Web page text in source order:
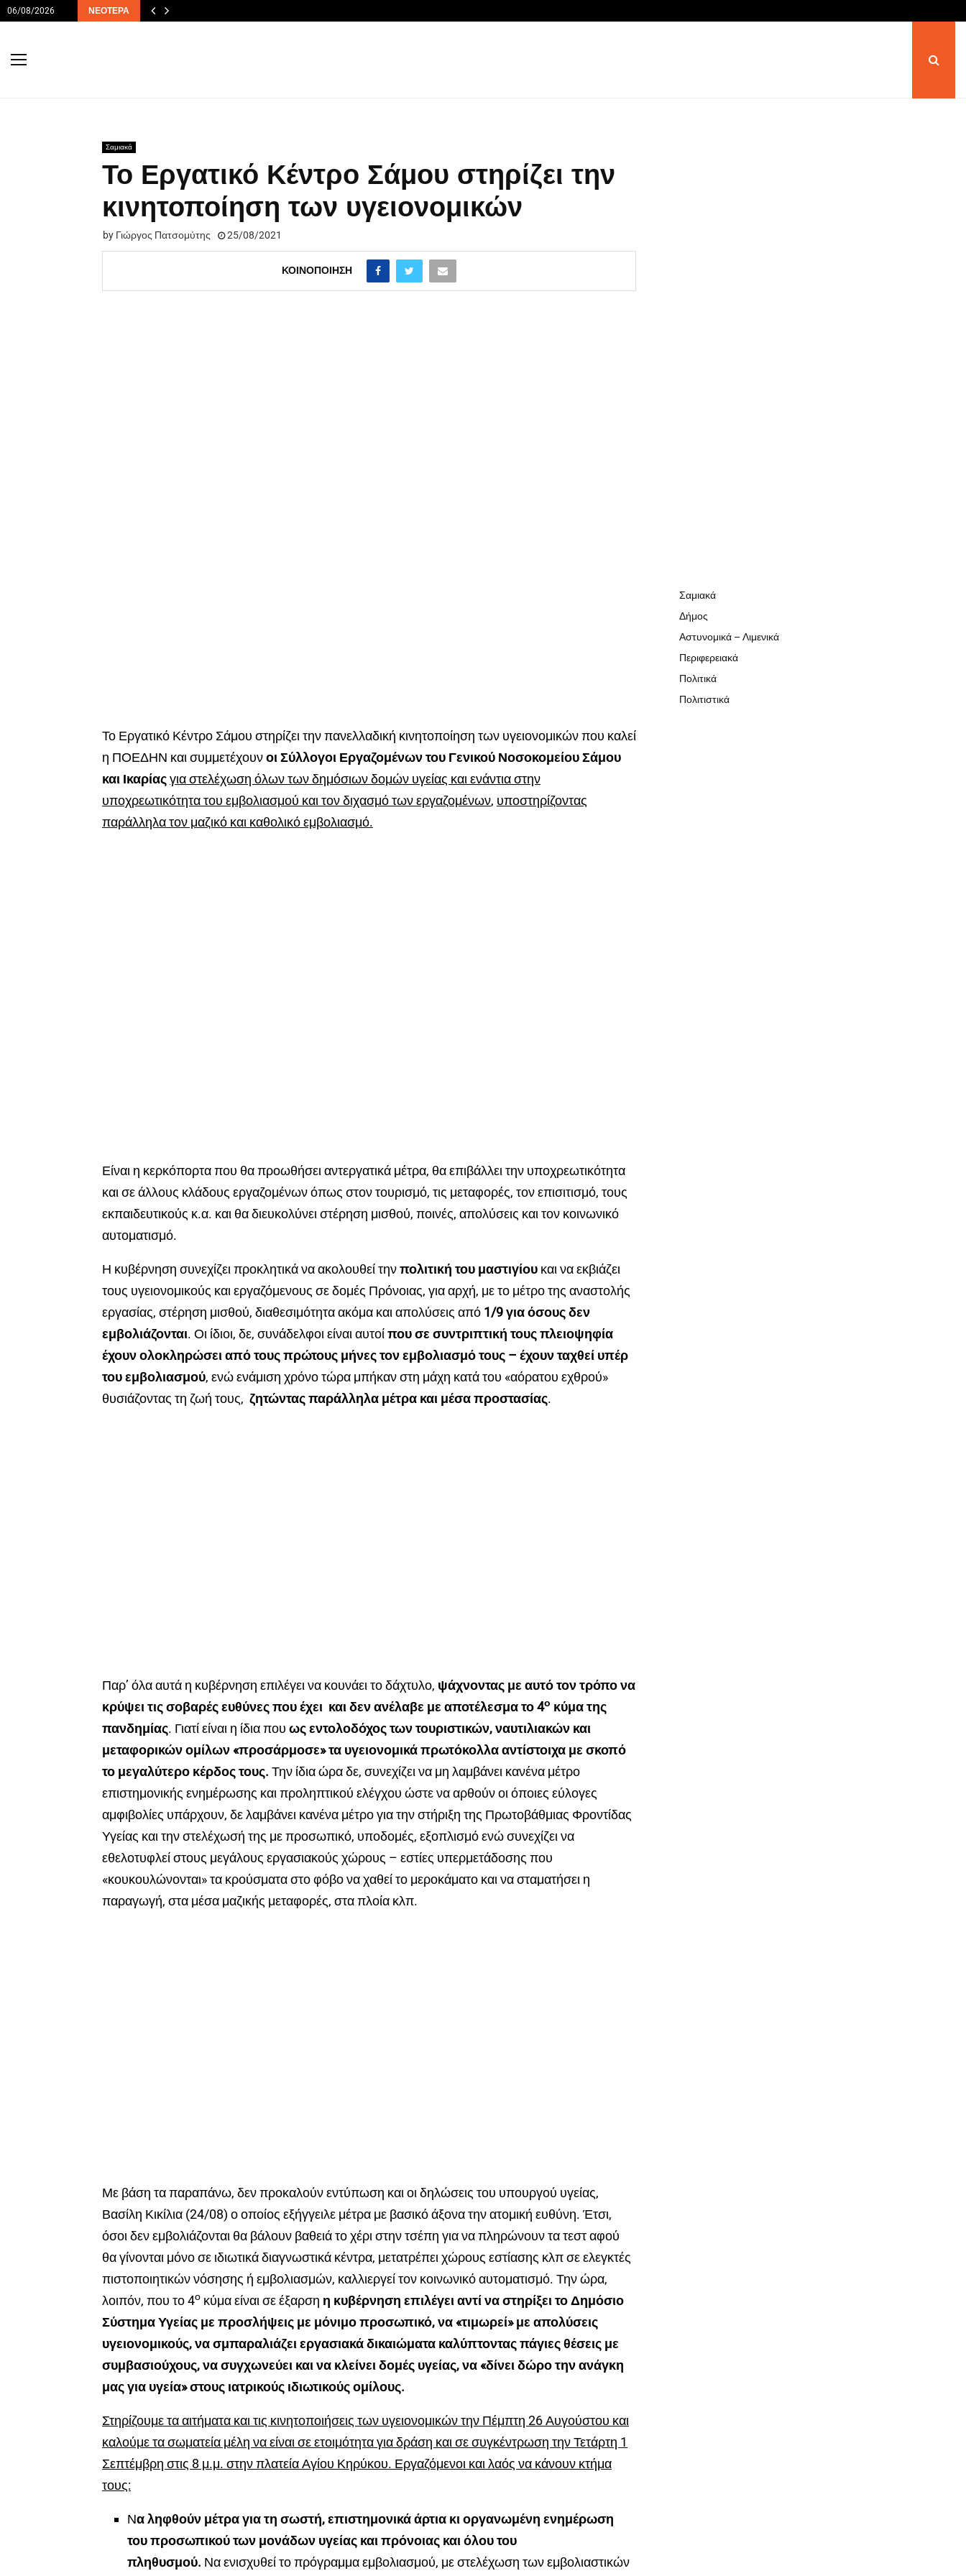
06/08/2026 ΝΕΌΤΕΡΑ
Σαμιακά
Το Εργατικό Κέντρο Σάμου στηρίζει την
κινητοποίηση των υγειονομικών
by Γιώργος Πατσομύτης 25/08/2021
ΚΟΙΝΟΠΟΊΗΣΗ
Το Εργατικό Κέντρο Σάμου στηρίζει την πανελλαδική κινητοποίηση των υγειονομικών που καλεί
η ΠΟΕΔΗΝ και συμμετέχουνοι Σύλλογοι Εργαζομένων του Γενικού Νοσοκομείου Σάμου
και Ικαρίαςγια στελέχωση όλων των δημόσιων δομών υγείας και ενάντια στην
υποχρεωτικότητα του εμβολιασμού και τον διχασμό των εργαζομένων, υποστηρίζοντας
παράλληλα τον μαζικό και καθολικό εμβολιασμό.
Είναι η κερκόπορτα που θα προωθήσει αντεργατικά μέτρα, θα επιβάλλει την υποχρεωτικότητα
και σε άλλους κλάδους εργαζομένων όπως στον τουρισμό, τις μεταφορές, τον επισιτισμό, τους
εκπαιδευτικούς κ.α. και θα διευκολύνει στέρηση μισθού, ποινές, απολύσεις και τον κοινωνικό
αυτοματισμό.
Η κυβέρνηση συνεχίζει προκλητικά να ακολουθεί τηνπολιτική του μαστιγίου και να εκβιάζει
τους υγειονομικούς και εργαζόμενους σε δομές Πρόνοιας, για αρχή, με το μέτρο της αναστολής
εργασίας, στέρηση μισθού, διαθεσιμότητα ακόμα και απολύσεις από 1/9 για όσους δεν
εμβολιάζονται. Οι ίδιοι, δε, συνάδελφοι είναι αυτοίπου σε συντριπτική τους πλειοψηφία
έχουν ολοκληρώσει από τους πρώτους μήνες τον εμβολιασμό τους – έχουν ταχθεί υπέρ
του εμβολιασμού, ενώ ενάμιση χρόνο τώρα μπήκαν στη μάχη κατά του «αόρατου εχθρού»
θυσιάζοντας τη ζωή τους, ζητώντας παράλληλα μέτρα και μέσα προστασίας.
Παρ’ όλα αυτά η κυβέρνηση επιλέγει να κουνάει το δάχτυλο, ψάχνοντας με αυτό τον τρόπο να
κρύψει τις σοβαρές ευθύνες που έχει και δεν ανέλαβε με αποτέλεσμα το 4ο κύμα της
πανδημίας. Γιατί είναι η ίδια που ως εντολοδόχος των τουριστικών, ναυτιλιακών και
μεταφορικών ομίλων «προσάρμοσε» τα υγειονομικά πρωτόκολλα αντίστοιχα με σκοπό
το μεγαλύτερο κέρδος τους. Την ίδια ώρα δε, συνεχίζει να μη λαμβάνει κανένα μέτρο
επιστημονικής ενημέρωσης και προληπτικού ελέγχου ώστε να αρθούν οι όποιες εύλογες
αμφιβολίες υπάρχουν, δε λαμβάνει κανένα μέτρο για την στήριξη της Πρωτοβάθμιας Φροντίδας
Υγείας και την στελέχωσή της με προσωπικό, υποδομές, εξοπλισμό ενώ συνεχίζει να
εθελοτυφλεί στους μεγάλους εργασιακούς χώρους – εστίες υπερμετάδοσης που
«κουκουλώνονται» τα κρούσματα στο φόβο να χαθεί το μεροκάματο και να σταματήσει η
παραγωγή, στα μέσα μαζικής μεταφορές, στα πλοία κλπ.
Με βάση τα παραπάνω, δεν προκαλούν εντύπωση και οι δηλώσεις του υπουργού υγείας,
Βασίλη Κικίλια (24/08) ο οποίος εξήγγειλε μέτρα με βασικό άξονα την ατομική ευθύνη. Έτσι,
όσοι δεν εμβολιάζονται θα βάλουν βαθειά το χέρι στην τσέπη για να πληρώνουν τα τεστ αφού
θα γίνονται μόνο σε ιδιωτικά διαγνωστικά κέντρα, μετατρέπει χώρους εστίασης κλπ σε ελεγκτές
πιστοποιητικών νόσησης ή εμβολιασμών, καλλιεργεί τον κοινωνικό αυτοματισμό. Την ώρα,
λοιπόν, που το 4ο κύμα είναι σε έξαρση η κυβέρνηση επιλέγει αντί να στηρίξει το Δημόσιο
Σύστημα Υγείας με προσλήψεις με μόνιμο προσωπικό, να «τιμωρεί» με απολύσεις
υγειονομικούς, να σμπαραλιάζει εργασιακά δικαιώματα καλύπτοντας πάγιες θέσεις με
συμβασιούχους, να συγχωνεύει και να κλείνει δομές υγείας, να «δίνει δώρο την ανάγκη
μας για υγεία» στους ιατρικούς ιδιωτικούς ομίλους.
Στηρίζουμε τα αιτήματα και τις κινητοποιήσεις των υγειονομικών την Πέμπτη 26 Αυγούστου και
καλούμε τα σωματεία μέλη να είναι σε ετοιμότητα για δράση και σε συγκέντρωση την Τετάρτη 1
Σεπτέμβρη στις 8 μ.μ. στην πλατεία Αγίου Κηρύκου. Εργαζόμενοι και λαός να κάνουν κτήμα
τους:
Να ληφθούν μέτρα για τη σωστή, επιστημονικά άρτια κι οργανωμένη ενημέρωση
του προσωπικού των μονάδων υγείας και πρόνοιας και όλου του
πληθυσμού. Να ενισχυθεί το πρόγραμμα εμβολιασμού, με στελέχωση των εμβολιαστικών
Σαμιακά
Δήμος
Αστυνομικά – Λιμενικά
Περιφερειακά
Πολιτικά
Πολιτιστικά